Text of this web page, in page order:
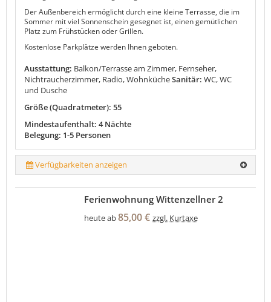
Der Außenbereich ermöglicht durch eine kleine Terrasse, die im
Sommer mit viel Sonnenschein gesegnet ist, einen gemütlichen
Platz zum Frühstücken oder Grillen.
Kostenlose Parkplätze werden Ihnen geboten.
Ausstattung: Balkon/Terrasse am Zimmer, Fernseher,
Nichtraucherzimmer, Radio, WohnkücheSanitär: WC, WC
und Dusche
Größe (Quadratmeter): 55
Mindestaufenthalt: 4 Nächte
Belegung: 1-5 Personen
Verfügbarkeiten anzeigen
Ferienwohnung Wittenzellner 2
heute ab85,00 € zzgl. Kurtaxe